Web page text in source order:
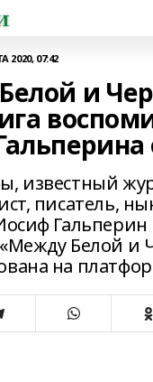
2020, 07:42
и
известный
писатель,
Гальперин
Белой и
на